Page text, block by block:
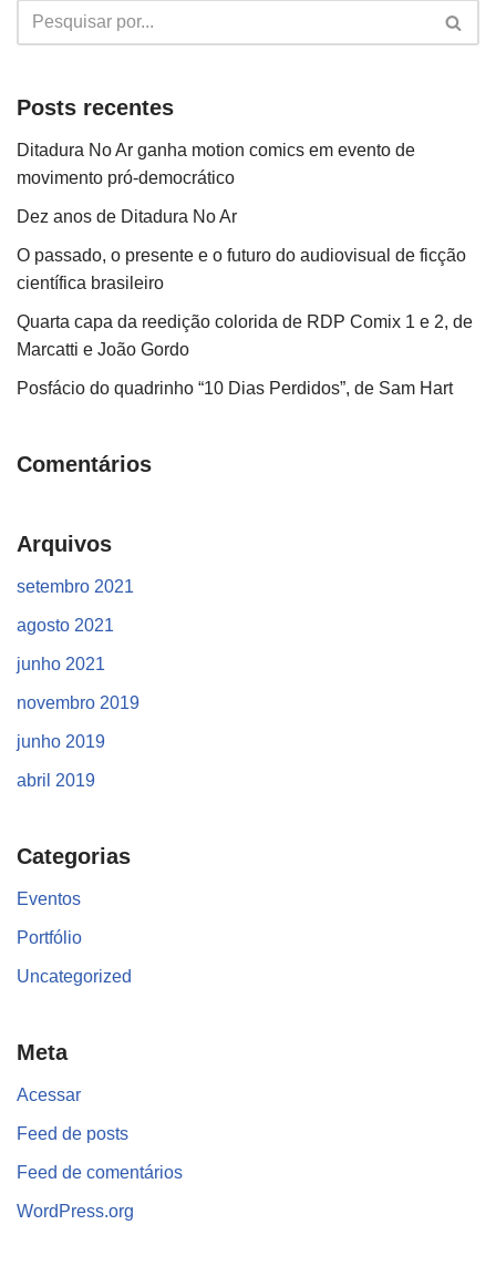
Posts recentes
Ditadura No Ar ganha motion comics em evento de
movimento pró-democrático
Dez anos de Ditadura No Ar
O passado, o presente e o futuro do audiovisual de ficção
científica brasileiro
Quarta capa da reedição colorida de RDP Comix 1 e 2, de
Marcatti e João Gordo
Posfácio do quadrinho “10 Dias Perdidos”, de Sam Hart
Comentários
Arquivos
setembro 2021
agosto 2021
junho 2021
novembro 2019
junho 2019
abril 2019
Categorias
Eventos
Portfólio
Uncategorized
Meta
Acessar
Feed de posts
Feed de comentários
WordPress.org